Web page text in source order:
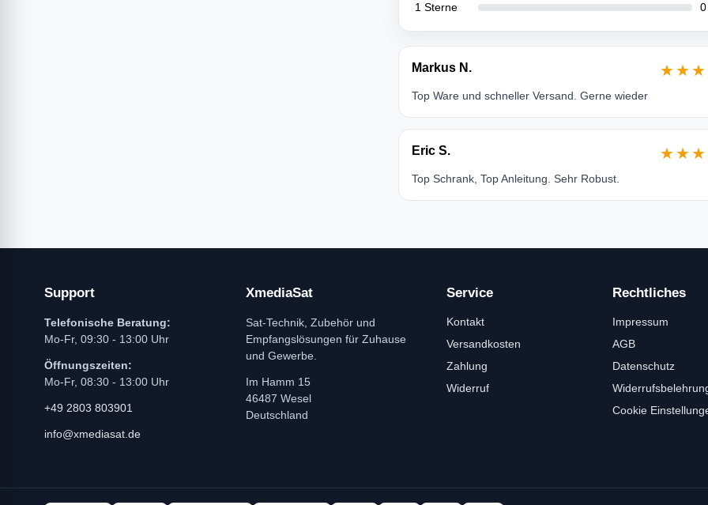
1 Sterne
0
Markus N.
Top Ware und schneller Versand. Gerne wieder
Eric S.
Top Schrank, Top Anleitung. Sehr Robust.
Support
Telefonische Beratung:
Mo-Fr, 09:30 - 13:00 Uhr
Öffnungszeiten:
Mo-Fr, 08:30 - 13:00 Uhr
+49 2803 803901
info@xmediasat.de
XmediaSat
Sat-Technik, Zubehör und
Empfangslösungen für Zuhause
und Gewerbe.
Im Hamm 15
46487 Wesel
Deutschland
Service
Kontakt
Versandkosten
Zahlung
Widerruf
Rechtliches
Impressum
AGB
Datenschutz
Cookie